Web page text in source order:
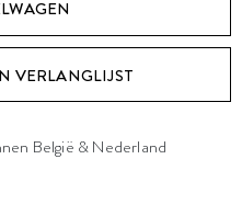
VERLANGLIJST
België & Nederland